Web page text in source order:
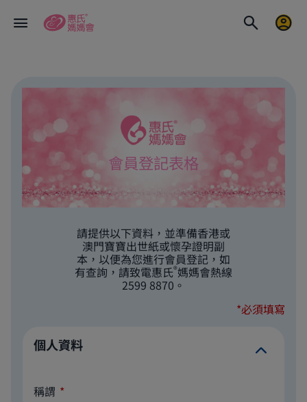
會員登記表格
請提供以下資料，並準備香港或
澳門寶寶出世紙或懷孕證明副
本，以便為您進行會員登記，如
有查詢，請致電惠氏®媽媽會熱線
2599 8870。
*必須填寫
個人資料
稱謂